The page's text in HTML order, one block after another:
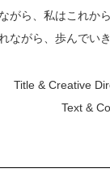
がら、私はこれか
ながら、歩んでい
Title & Creative
Text &